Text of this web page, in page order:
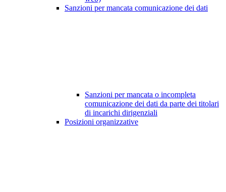
Sanzioni per mancata comunicazione dei dati
Sanzioni per mancata o incompleta
comunicazione dei dati da parte dei titolari
di incarichi dirigenziali
Posizioni organizzative